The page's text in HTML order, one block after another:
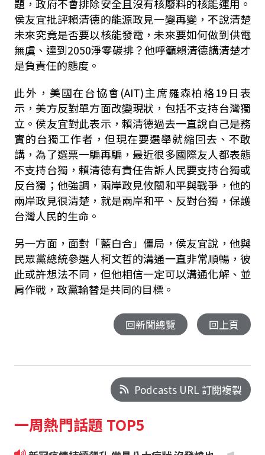
題，政府不會排除安全且沒有核廢料的核能運用。
侯友宜批評賴清德的能源政見一變再變，不說清楚
未來究竟是否要以核能發電，未來要如何做到供電
無虞、達到2050淨零碳排？他呼籲賴清德講清楚才
是負責任的態度。
此外，美國在台協會(AIT)主席羅森柏格19日表
示，美方反對單方面改變現狀，包括不支持台灣獨
立。侯友宜對此表示，賴清德過去一直說自己是務
實的台獨工作者，但現在要選舉就縮回去、不敢
講，為了選票一騙再騙，最近很多國際友人都表態
不支持台獨，賴清德有責任告訴人民要支持台獨或
反台獨；他強調，兩岸政見攸關和平與戰爭，他的
兩岸政見很清楚，就是兩岸和平、反對台獨，保護
台灣人民的生命。
另一方面，面對「藍白合」僵局，侯友宜說，他與
民眾黨總統參選人柯文哲的溝通一直非常順暢，彼
此或許想法不同，但他相信一定可以溝通化解、並
肩作戰，政黨輪替是共同的目標。
回新聞總覽 回上頁
Podcasts URL 訂閱複製
一周熱門話題 TOP5